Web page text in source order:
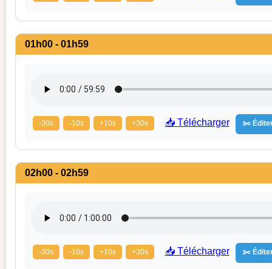
01h00 - 01h59
-30s -10s +10s +30s 📥 Télécharger ✂️
02h00 - 02h59
-30s -10s +10s +30s 📥 Télécharger ✂️